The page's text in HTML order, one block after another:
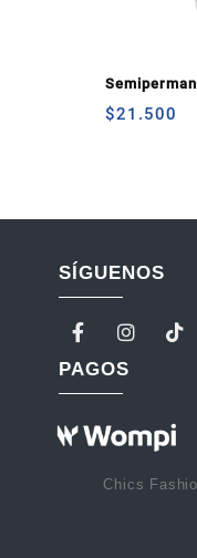
$21.500
SÍGUENOS
PAGOS
Chics